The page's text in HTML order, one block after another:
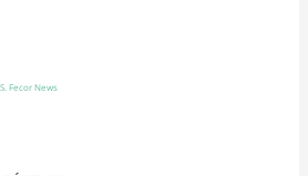
S. Fecor News